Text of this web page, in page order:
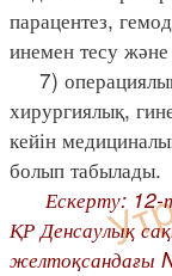
парацентез,
инемен тесу және
7)
хирургиялық,
кейін
болып табылады.
Ескерту:
ҚР Денсаулық
желтоқсандағы